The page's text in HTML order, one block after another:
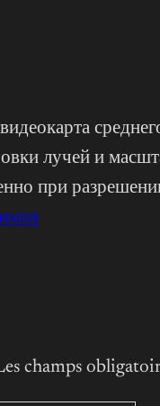
лучей и
при
champs